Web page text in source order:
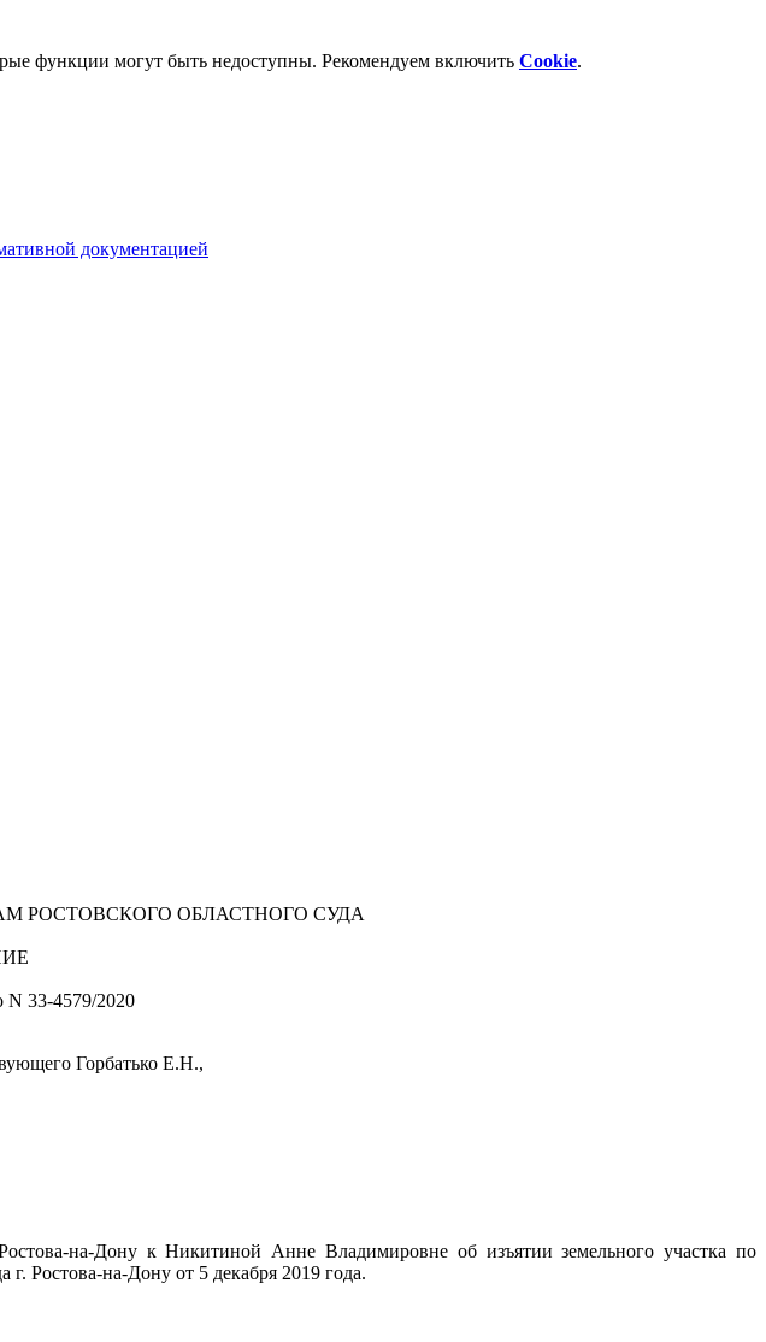
функции могут быть недоступны. Рекомендуем включить Cookie.
документацией
РОСТОВСКОГО ОБЛАСТНОГО СУДА
N 33-4579/2020
Горбатько Е.Н.,
на-Дону к Никитиной Анне Владимировне об изъятии земельного участка по
Ростова-на-Дону от 5 декабря 2019 года.